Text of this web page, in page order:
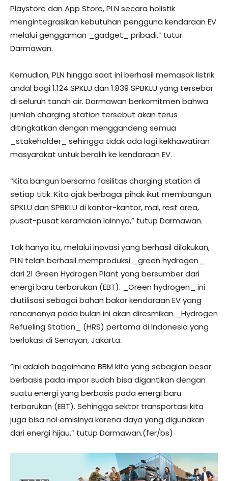
Playstore dan App Store, PLN secara holistik
mengintegrasikan kebutuhan pengguna kendaraan EV
melalui genggaman _gadget_ pribadi,” tutur
Darmawan.
Kemudian, PLN hingga saat ini berhasil memasok listrik
andal bagi 1.124 SPKLU dan 1.839 SPBKLU yang tersebar
di seluruh tanah air. Darmawan berkomitmen bahwa
jumlah charging station tersebut akan terus
ditingkatkan dengan menggandeng semua
_stakeholder_ sehingga tidak ada lagi kekhawatiran
masyarakat untuk beralih ke kendaraan EV.
“Kita bangun bersama fasilitas charging station di
setiap titik. Kita ajak berbagai pihak ikut membangun
SPKLU dan SPBKLU di kantor-kantor, mal, rest area,
pusat-pusat keramaian lainnya,” tutup Darmawan.
Tak hanya itu, melalui inovasi yang berhasil dilakukan,
PLN telah berhasil memproduksi _green hydrogen_
dari 21 Green Hydrogen Plant yang bersumber dari
energi baru terbarukan (EBT). _Green hydrogen_ ini
diutilisasi sebagai bahan bakar kendaraan EV yang
rencananya pada bulan ini akan diresmikan _Hydrogen
Refueling Station_ (HRS) pertama di Indonesia yang
berlokasi di Senayan, Jakarta.
”Ini adalah bagaimana BBM kita yang sebagian besar
berbasis pada impor sudah bisa digantikan dengan
suatu energi yang berbasis pada energi baru
terbarukan (EBT). Sehingga sektor transportasi kita
juga bisa nol emisinya karena daya yang digunakan
dari energi hijau,” tutup Darmawan.(fer/bs)